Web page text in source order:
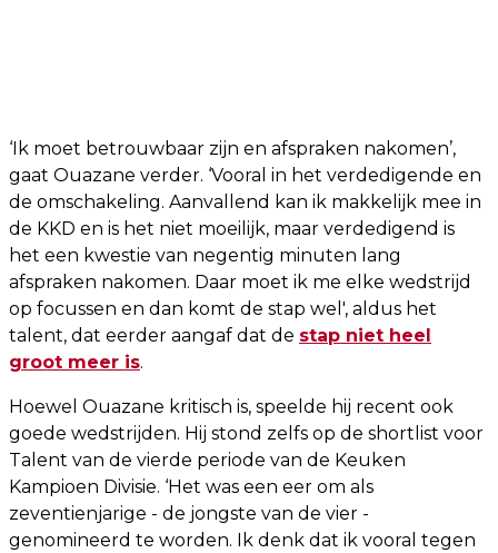
‘Ik moet betrouwbaar zijn en afspraken nakomen’,
gaat Ouazane verder. ‘Vooral in het verdedigende en
de omschakeling. Aanvallend kan ik makkelijk mee in
de KKD en is het niet moeilijk, maar verdedigend is
het een kwestie van negentig minuten lang
afspraken nakomen. Daar moet ik me elke wedstrijd
op focussen en dan komt de stap wel', aldus het
talent, dat eerder aangaf dat de stap niet heel
groot meer is.
Hoewel Ouazane kritisch is, speelde hij recent ook
goede wedstrijden. Hij stond zelfs op de shortlist voor
Talent van de vierde periode van de Keuken
Kampioen Divisie. ‘Het was een eer om als
zeventienjarige - de jongste van de vier -
genomineerd te worden. Ik denk dat ik vooral tegen